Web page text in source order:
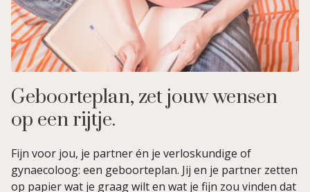
Geboorteplan, zet jouw wensen
op een rijtje.
Fijn voor jou, je partner én je verloskundige of
gynaecoloog: een geboorteplan. Jij en je partner zetten
op papier wat je graag wilt en wat je fijn zou vinden dat